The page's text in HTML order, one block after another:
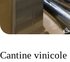
Cantine vinicole